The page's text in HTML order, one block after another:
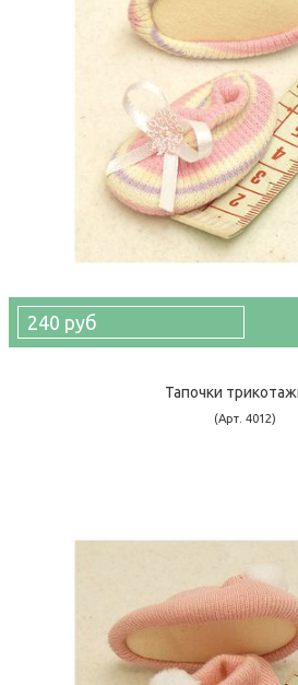
240 руб
Тапочки
(Арт. 4012)